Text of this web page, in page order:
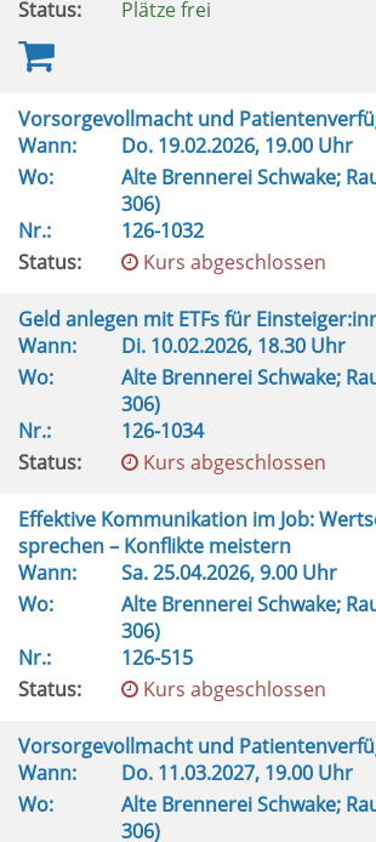
Status:
Plätze frei
Vorsorgevollmacht und
Wann:
Do. 19.02.2026, 19.00 Uhr
Wo:
Alte Brennerei Schwake;
306)
Nr.:
126-1032
Status:
Kurs abgeschlossen
Geld anlegen mit ETFs für
Wann:
Di. 10.02.2026, 18.30 Uhr
Wo:
Alte Brennerei Schwake;
306)
Nr.:
126-1034
Status:
Kurs abgeschlossen
Effektive Kommunikation im Job:
sprechen – Konflikte meistern
Wann:
Sa.25.04.2026, 9.00 Uhr
Wo:
Alte Brennerei Schwake;
306)
Nr.:
126-515
Status:
Kurs abgeschlossen
Vorsorgevollmacht und
Wann:
Do. 11.03.2027, 19.00 Uhr
Wo:
Alte Brennerei Schwake;
306)